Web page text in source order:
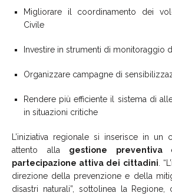
Migliorare il coordinamento dei
Civile
Investire in strumenti di monitoraggio
Organizzare campagne di
Rendere più efficiente il sistema di
in situazioni critiche
L’iniziativa regionale si inserisce in un
attento alla gestione preventiva
partecipazione attiva dei cittadini .
direzione della prevenzione e della
disastri naturali”, sottolinea la Regione,